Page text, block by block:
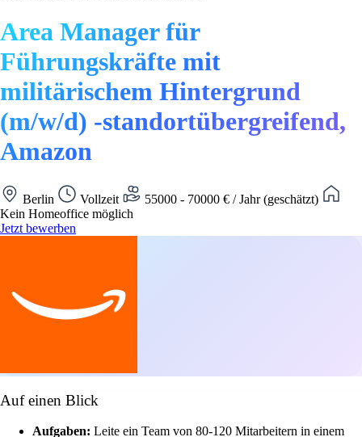
Area Manager für
Führungskräfte mit
militärischem Hintergrund
(m/w/d) -standortübergreifend,
Amazon
Berlin Vollzeit
55000 - 70000 € / Jahr (geschätzt)
Kein Homeoffice möglich
Jetzt bewerben
Auf einen Blick
Aufgaben: Leite ein Team von 80-120 Mitarbeitern in einem